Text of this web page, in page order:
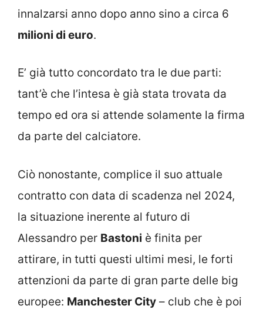
innalzarsi anno dopo anno sino a circa 6
milioni di euro.
E’ già tutto concordato tra le due parti:
tant’è che l’intesa è già stata trovata da
tempo ed ora si attende solamente la firma
da parte del calciatore.
Ciò nonostante, complice il suo attuale
contratto con data di scadenza nel 2024,
la situazione inerente al futuro di
Alessandro per Bastoni è finita per
attirare, in tutti questi ultimi mesi, le forti
attenzioni da parte di gran parte delle big
europee: Manchester City – club che è poi